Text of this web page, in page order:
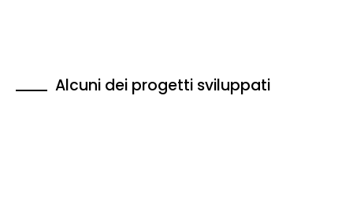
Alcuni dei progetti sviluppati